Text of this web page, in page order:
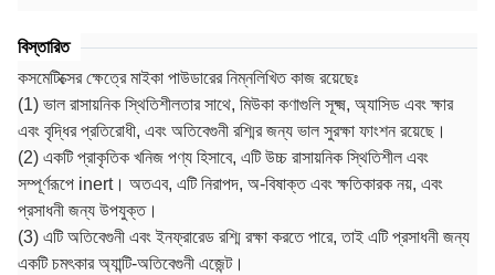
বিস্তারিত
কসমেটিক্সের ক্ষেত্রে মাইকা পাউডারের নিম্নলিখিত কাজ রয়েছেঃ
(1) ভাল রাসায়নিক স্থিতিশীলতার সাথে, মিউকা কণাগুলি সূক্ষ্ম, অ্যাসিড এবং ক্ষার
এবং বৃদ্ধির প্রতিরোধী, এবং অতিবেগুনী রশ্মির জন্য ভাল সুরক্ষা ফাংশন রয়েছে।
(2) একটি প্রাকৃতিক খনিজ পণ্য হিসাবে, এটি উচ্চ রাসায়নিক স্থিতিশীল এবং
সম্পূর্ণরূপে inert। অতএব, এটি নিরাপদ, অ-বিষাক্ত এবং ক্ষতিকারক নয়, এবং
প্রসাধনী জন্য উপযুক্ত।
(3) এটি অতিবেগুনী এবং ইনফ্রারেড রশ্মি রক্ষা করতে পারে, তাই এটি প্রসাধনী জন্য
একটি চমৎকার অ্যান্টি-অতিবেগুনী এজেন্ট।